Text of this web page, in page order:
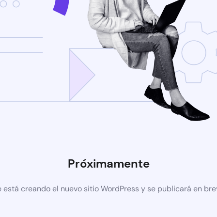
Próximamente
está creando el nuevo sitio WordPress y se publicará en